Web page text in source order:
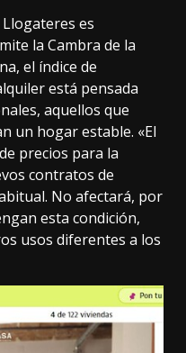
es
la Cambra de la
el índice de
está pensada
aquellos que
un hogar estable. «El
precios para la
contratos de
No afectará, por
esta condición,
usos diferentes a los